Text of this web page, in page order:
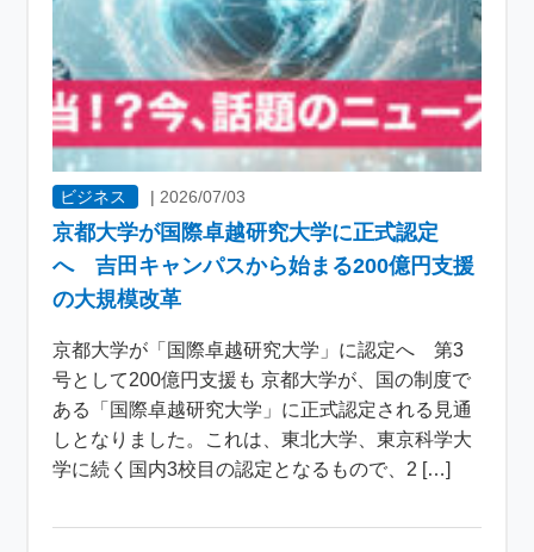
ビジネス |2026/07/03
京都大学が国際卓越研究大学に正式認定
へ 吉田キャンパスから始まる200億円支援
の大規模改革
京都大学が「国際卓越研究大学」に認定へ 第3
号として200億円支援も 京都大学が、国の制度で
ある「国際卓越研究大学」に正式認定される見通
しとなりました。これは、東北大学、東京科学大
学に続く国内3校目の認定となるもので、2 […]